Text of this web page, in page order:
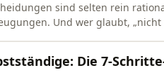
sind selten rein
Und wer glaubt,
Die 7-